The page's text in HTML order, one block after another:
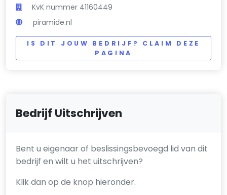
KvK nummer 41160449
piramide.nl
IS DIT JOUW BEDRIJF? CLAIM DEZE
PAGINA
Bedrijf Uitschrijven
Bent u eigenaar of beslissingsbevoegd lid van dit
bedrijf en wilt u het uitschrijven?
Klik dan op de knop hieronder.